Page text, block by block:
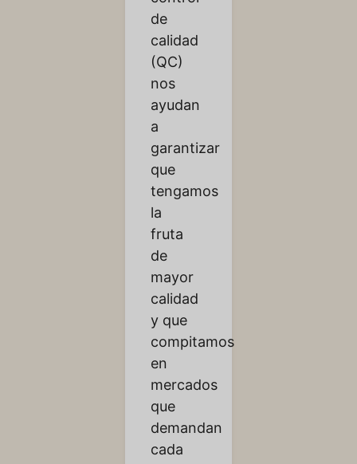
de
calidad
(QC)
nos
ayudan
a
garantizar
que
tengamos
la
fruta
de
mayor
calidad
y que
compitamos
en
mercados
que
demandan
cada